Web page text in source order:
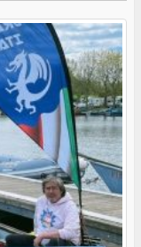
la Casa di Comunità:
il futuro del borgo
un convegno
e sviluppo